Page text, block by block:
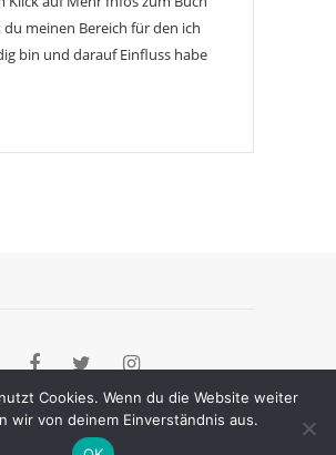
du meinen Bereich für den ich
bin und darauf Einfluss habe
[instagram-feed]
Cookies. Wenn du die Website weiter
wir von deinem Einverständnis aus.